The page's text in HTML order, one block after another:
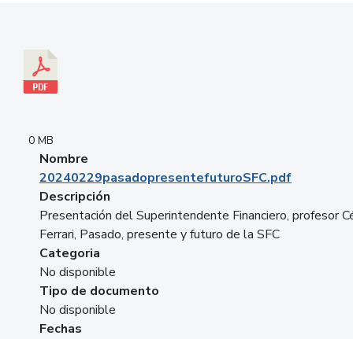
0 MB
Nombre
20240229pasadopresentefuturoSFC.pdf
Descripción
Presentación del Superintendente Financiero, profesor
Ferrari, Pasado, presente y futuro de la SFC
Categoria
No disponible
Tipo de documento
No disponible
Fechas